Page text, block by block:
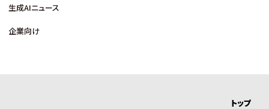
生成AIニュース
企業向け
トップ